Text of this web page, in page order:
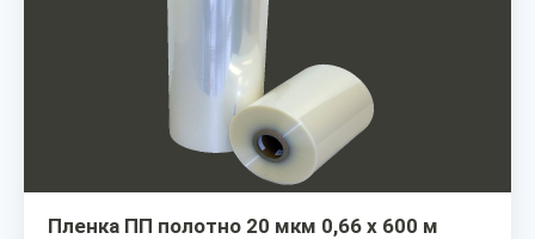
Пленка ПП полотно 20 мкм 0,66 х 600 м